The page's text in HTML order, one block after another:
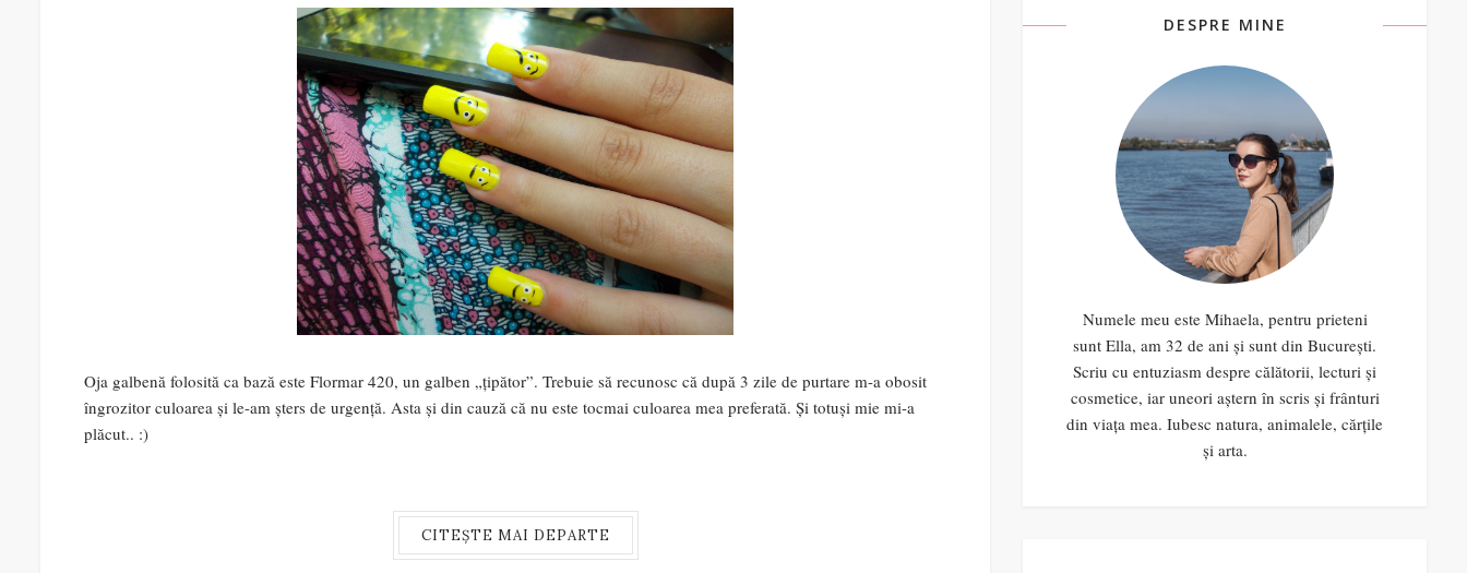
Oja galbenă folosită ca bază este Flormar 420, un galben „țipător”. Trebuie să recunosc că după 3 zile de purtare m-a obosit
îngrozitor culoarea și le-am șters de urgență. Asta și din cauză că nu este tocmai culoarea mea preferată. Și totuși mie mi-a
plăcut.. :)
CITEȘTE MAI DEPARTE
DESPRE MINE
Numele meu este Mihaela, pentru prieteni
sunt Ella, am 32 de ani și sunt din București.
Scriu cu entuziasm despre călătorii, lecturi și
cosmetice, iar uneori aștern în scris și frânturi
din viața mea. Iubesc natura, animalele, cărțile
și arta.